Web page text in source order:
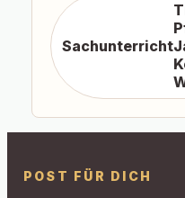
Sachunterricht
POST FÜR DICH